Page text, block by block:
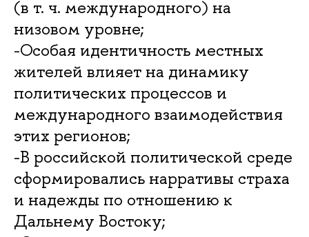
(в т. ч. международного) на
низовом уровне;
-Особая идентичность местных
жителей влияет на динамику
политических процессов и
международного взаимодействия
этих регионов;
-В российской политической среде
сформировались нарративы страха
и надежды по отношению к
Дальнему Востоку;